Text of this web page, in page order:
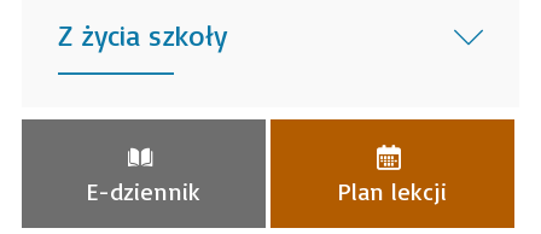
Z życia szkoły
______
E-dziennik Plan lekcji